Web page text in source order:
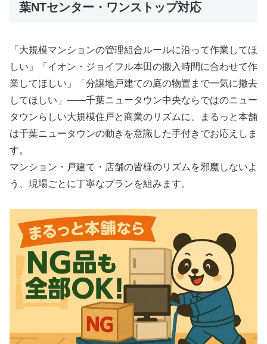
葉NTセンター・ワンストップ対応
「大規模マンションの管理組合ルールに沿って作業してほ
しい」「イオン・ジョイフル本田の搬入時間に合わせて作
業してほしい」「分譲地戸建ての庭の物置まで一気に撤去
してほしい」――千葉ニュータウン中央ならではのニュー
タウンらしい大規模住戸と商業のリズムに、まるっと本舗
は千葉ニュータウンの動きを意識した手付きでお応えしま
す。
マンション・戸建て・店舗の皆様のリズムを邪魔しないよ
う、現場ごとに丁寧なプランを組みます。